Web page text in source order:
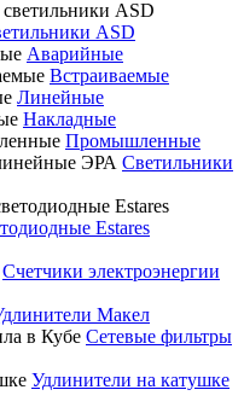
ASD
Аварийные
Встраиваемые
Линейные
Накладные
Промышленные
Светильники
Estares
Счетчики электроэнергии
Макел
Сетевые фильтры
Удлинители на катушке